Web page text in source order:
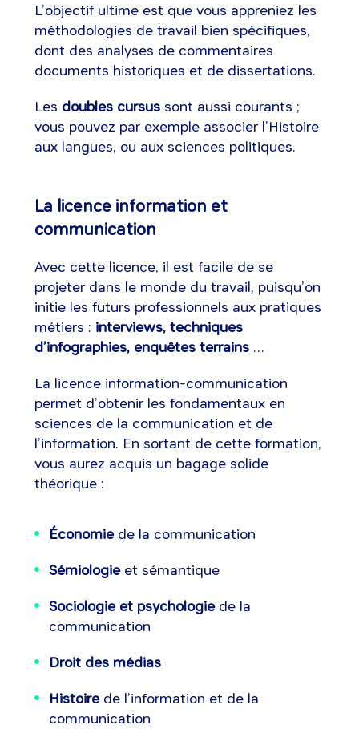
L’objectif ultime est que vous appreniez les
méthodologies de travail bien spécifiques,
dont des analyses de commentaires
documents historiques et de dissertations.
Les doubles cursussont aussi courants ;
vous pouvez par exemple associer l’Histoire
aux langues, ou aux sciences politiques.
La licence information et
communication
Avec cette licence, il est facile de se
projeter dans le monde du travail, puisqu’on
initie les futurs professionnels aux pratiques
métiers : interviews, techniques
d’infographies, enquêtes terrains…
La licence information-communication
permet d’obtenir les fondamentaux en
sciences de la communication et de
l’information. En sortant de cette formation,
vous aurez acquis un bagage solide
théorique :
Économiede la communication
Sémiologieet sémantique
Sociologie et psychologiede la
communication
Droit des médias
Histoire de l’information et de la
communication